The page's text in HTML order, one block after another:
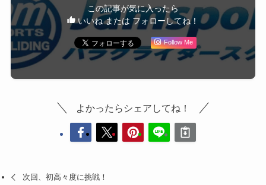
この記事が気に入ったら
いいね または フォローしてね！
Follow Me
よかったらシェアしてね！
次回、初高々度に挑戦！